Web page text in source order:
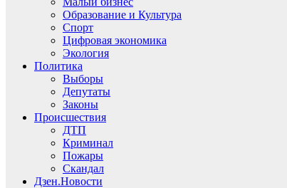
Образование и Культура
Спорт
Цифровая экономика
Экология
Политика
Выборы
Депутаты
Законы
Происшествия
ДТП
Криминал
Пожары
Скандал
Дзен.Новости